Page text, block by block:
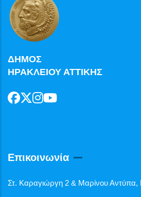
ΔΗΜΟΣ
ΗΡΑΚΛΕΙΟΥ ΑΤΤΙΚΗΣ
Επικοινωνία
Στ. Καραγιώργη 2 & Μαρίνου Αντύπα,